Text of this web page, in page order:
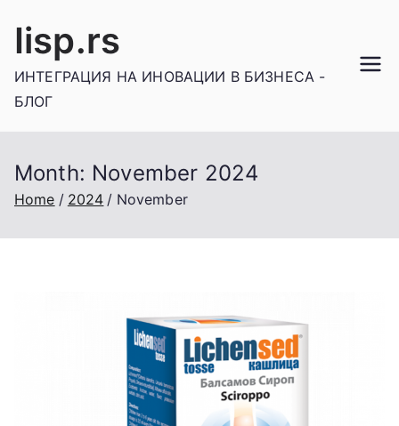
Iisp.rs
ИНТЕГРАЦИЯ НА ИНОВАЦИИ В БИЗНЕСА -
БЛОГ
Month: November 2024
Home 2024 November